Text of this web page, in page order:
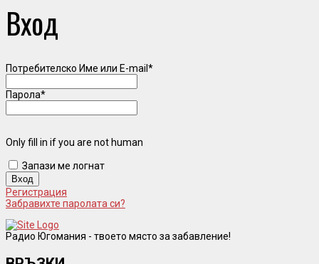
Вход
Потребителско Име или E-mail *
Парола*
Only fill in if you are not human
Запази ме логнат
Регистрация
Забравихте паролата си?
Радио Югомания - твоето място за забавление!